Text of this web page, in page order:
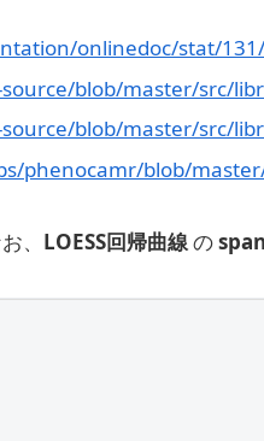
onlinedoc/stat/
blob/master/src/
blob/master/src/
phenocamr/blob/
、 LOESS回帰曲線のspan